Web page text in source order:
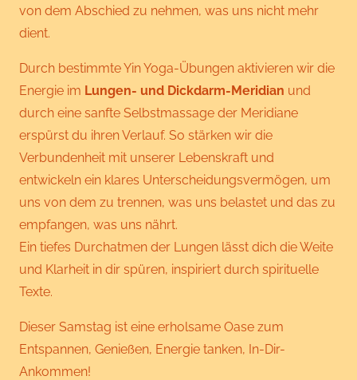
von dem Abschied zu nehmen, was uns nicht mehr
dient.
Durch bestimmte Yin Yoga-Übungen aktivieren wir die
Energie im Lungen- und Dickdarm-Meridian und
durch eine sanfte Selbstmassage der Meridiane
erspürst du ihren Verlauf. So stärken wir die
Verbundenheit mit unserer Lebenskraft und
entwickeln ein klares Unterscheidungsvermögen, um
uns von dem zu trennen, was uns belastet und das zu
empfangen, was uns nährt.
Ein tiefes Durchatmen der Lungen lässt dich die Weite
und Klarheit in dir spüren, inspiriert durch spirituelle
Texte.
Dieser Samstag ist eine erholsame Oase zum
Entspannen, Genießen, Energie tanken, In-Dir-
Ankommen!